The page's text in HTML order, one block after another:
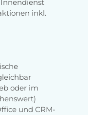
inkl.
oder im
und CRM-